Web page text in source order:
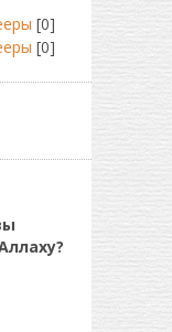
[0]
[0]